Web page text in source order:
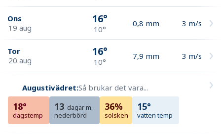
Ons
19 aug
16°
10°
0,8 mm 3 m/s
Tor
20 aug
16°
10°
7,9 mm 3 m/s
Augustivädret:Så brukar det vara...
18°
dagstemp
13 dagar m.
nederbörd
36%
solsken
15°
vatten temp